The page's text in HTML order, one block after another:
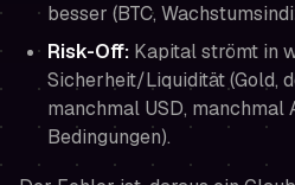
besser (BTC,
Risk-Off: Kapital strömt in
Sicherheit/Liquidität (Gold,
manchmal USD, manchmal
Bedingungen).